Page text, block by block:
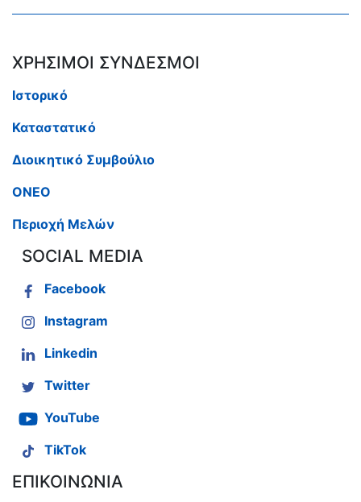
ΧΡΗΣΙΜΟΙ ΣΥΝΔΕΣΜΟΙ
Ιστορικό
Καταστατικό
Διοικητικό Συμβούλιο
ΟΝΕΟ
Περιοχή Μελών
SOCIAL MEDIA
Facebook
Instagram
Linkedin
Twitter
YouTube
TikTok
ΕΠΙΚΟΙΝΩΝΙΑ